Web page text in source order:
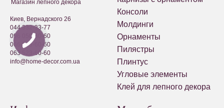
Магазин лепного декора
Киев, Вернадского 26
044 332-33-77
096 050-60-60
066 623-60-60
063 523-60-60
info@home-decor.com.ua
Консоли
Молдинги
Орнаменты
Пилястры
Плинтус
Угловые элементы
Клей для лепного декора